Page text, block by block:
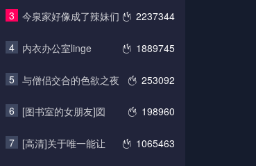
3 2237344
今泉家好像成了辣妹们
4 1889745
内衣办公室linge
5 253092
与僧侣交合的色欲之夜
6 198960
[图书室的女朋友]図
7 1065463
[高清]关于唯一能让